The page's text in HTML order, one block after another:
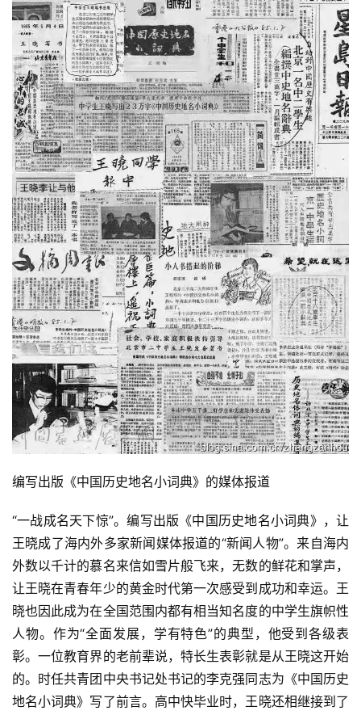
编写出版《中国历史地名小词典》的媒体报道
“一战成名天下惊”。编写出版《中国历史地名小词典》，让
王晓成了海内外多家新闻媒体报道的“新闻人物”。来自海内
外数以千计的慕名来信如雪片般飞来，无数的鲜花和掌声，
让王晓在青春年少的黄金时代第一次感受到成功和幸运。王
晓也因此成为在全国范围内都有相当知名度的中学生旗帜性
人物。作为“全面发展，学有特色”的典型，他受到各级表
彰。一位教育界的老前辈说，特长生表彰就是从王晓这开始
的。时任共青团中央书记处书记的李克强同志为《中国历史
地名小词典》写了前言。高中快毕业时，王晓还相继接到了